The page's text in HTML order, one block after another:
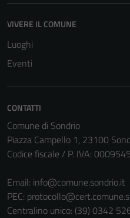
VIVERE IL COMUNE
Luoghi
Eventi
CONTATTI
Comune di Sondrio
Piazza Campello 1, 23100
Codice fiscale / P. IVA:
Email: info@comune.sondrio.it
PEC:
Centralino unico: (39) 0342